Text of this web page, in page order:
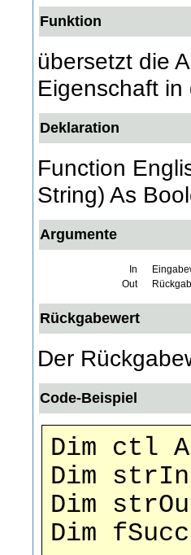
Funktion
übersetzt die
Eigenschaft
Deklaration
Function
String) As
Argumente
In
Out
Rückgabewert
Der
Code-Beispiel
Dim ctl
Dim
Dim
Dim